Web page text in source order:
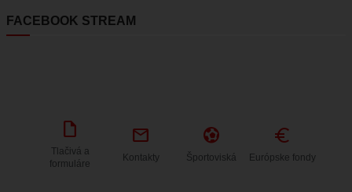
FACEBOOK STREAM
draft
Tlačivá a
formuláre
mail
Kontakty
sports_and_outdoors
Športoviská
Euro
Európske fondy